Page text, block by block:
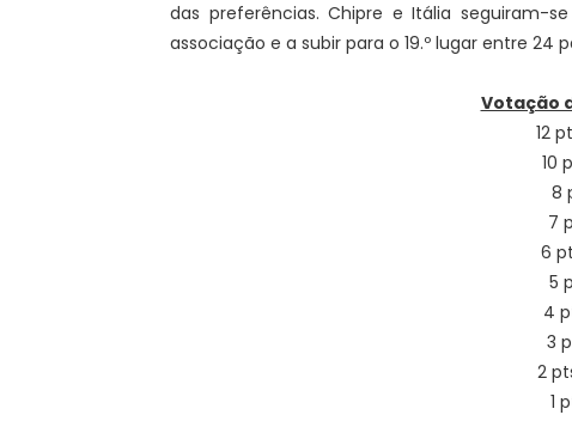
das preferências. Chipre e Itália seguiram-
associação e a subir para o 19.º lugar entre 24
Votação
12
10
8
7
6
5
4
3
2
1